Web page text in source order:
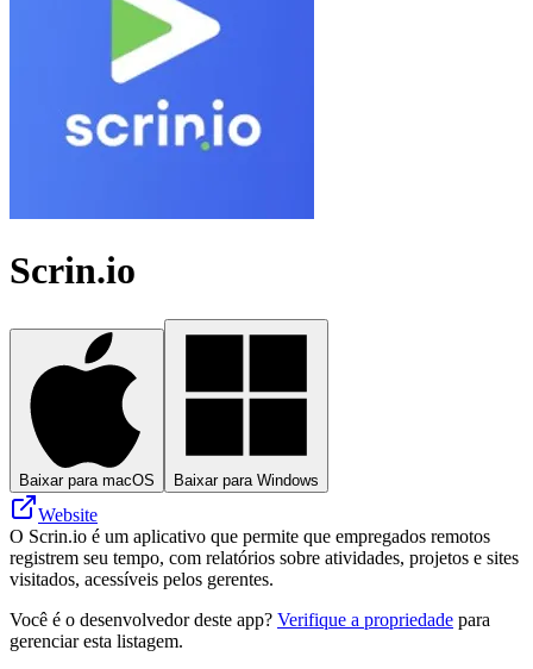
Scrin.io
Baixar para macOS Baixar para Windows
Website
O Scrin.io é um aplicativo que permite que empregados remotos
registrem seu tempo, com relatórios sobre atividades, projetos e sites
visitados, acessíveis pelos gerentes.
Você é o desenvolvedor deste app? Verifique a propriedade para
gerenciar esta listagem.